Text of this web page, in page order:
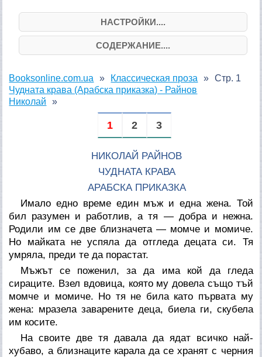
НАСТРОЙКИ....
СОДЕРЖАНИЕ....
Booksonline.com.ua
Классическая проза
Чудната крава (Арабска приказка) - Райнов
Николай
Стр. 1
1 2 3
НИКОЛАЙ РАЙНОВ
ЧУДНАТА КРАВА
АРАБСКА ПРИКАЗКА
Имало едно време един мъж и една жена. Той
бил разумен и работлив, а тя — добра и нежна.
Родили им се две близначета — момче и момиче.
Но майката не успяла да отгледа децата си. Тя
умряла, преди те да порастат.
Мъжът се поженил, за да има кой да гледа
сираците. Взел вдовица, която му довела също тъй
момче и момиче. Но тя не била като първата му
жена: мразела заварените деца, биела ги, скубела
им косите.
На своите две тя давала да ядат всичко най-
хубаво, а близнаците карала да се хранят с черния